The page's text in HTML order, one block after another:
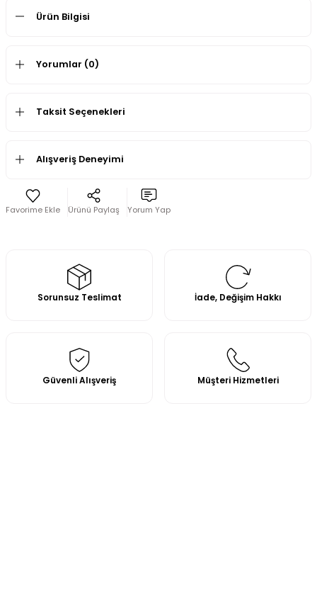
Ürün Bilgisi
Yorumlar (0)
Taksit Seçenekleri
Alışveriş Deneyimi
Ürünü Paylaş Yorum Yap
Sorunsuz Teslimat İade, Değişim Hakkı
Güvenli Alışveriş Müşteri Hizmetleri